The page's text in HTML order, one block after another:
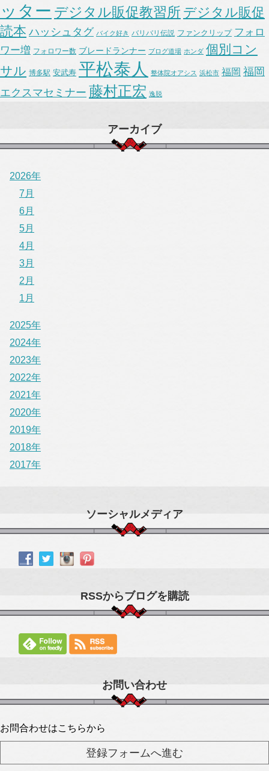
ッター デジタル販促教習所 デジタル販促
読本 ハッシュタグ バイク好き バリバリ伝説 ファンクリップ フォロ
ワー増 フォロワー数 ブレードランナー ブログ道場 ホンダ 個別コン
サル 博多駅 安武寿 平松泰人 整体院オアシス 浜松市 福岡 福岡
エクスマセミナー 藤村正宏 逸脱
アーカイブ
2026年
7月
6月
5月
4月
3月
2月
1月
2025年
2024年
2023年
2022年
2021年
2020年
2019年
2018年
2017年
ソーシャルメディア
RSSからブログを購読
お問い合わせ
お問合わせはこちらから